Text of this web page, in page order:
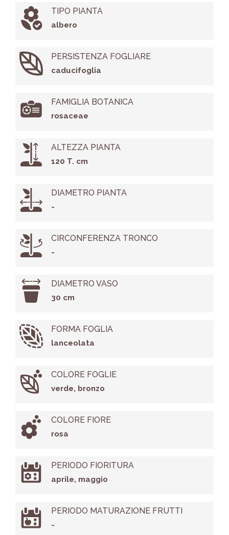
TIPO PIANTA
albero
PERSISTENZA FOGLIARE
caducifoglia
FAMIGLIA BOTANICA
rosaceae
ALTEZZA PIANTA
120 T. cm
DIAMETRO PIANTA
-
CIRCONFERENZA TRONCO
-
DIAMETRO VASO
30 cm
FORMA FOGLIA
lanceolata
COLORE FOGLIE
verde, bronzo
COLORE FIORE
rosa
PERIODO FIORITURA
aprile, maggio
PERIODO MATURAZIONE FRUTTI
-